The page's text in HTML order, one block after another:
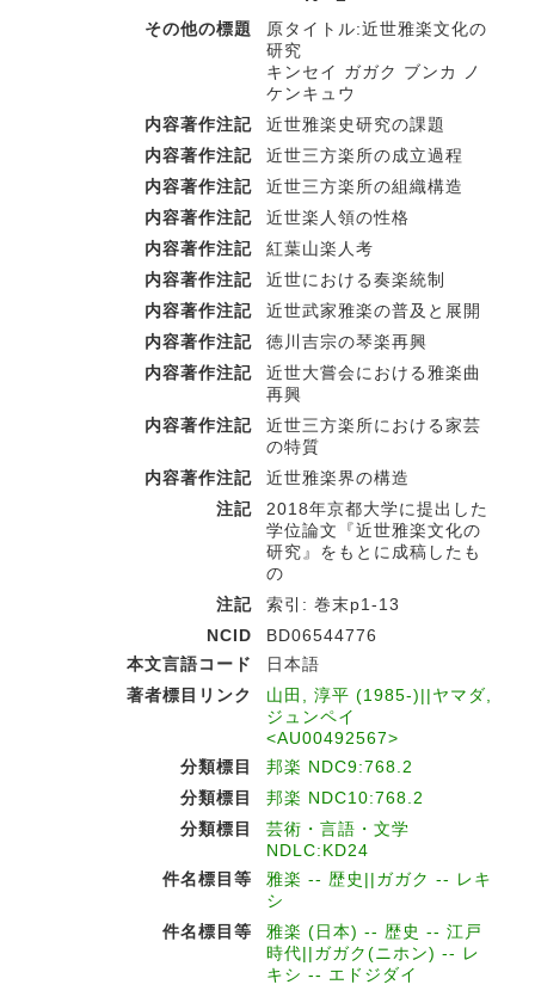
その他の標題
原タイトル:近世雅楽文化の
研究
キンセイ ガガク ブンカ ノ
ケンキュウ
内容著作注記
近世雅楽史研究の課題
内容著作注記
近世三方楽所の成立過程
内容著作注記
近世三方楽所の組織構造
内容著作注記
近世楽人領の性格
内容著作注記
紅葉山楽人考
内容著作注記
近世における奏楽統制
内容著作注記
近世武家雅楽の普及と展開
内容著作注記
徳川吉宗の琴楽再興
内容著作注記
近世大嘗会における雅楽曲
再興
内容著作注記
近世三方楽所における家芸
の特質
内容著作注記
近世雅楽界の構造
注記
2018年京都大学に提出した
学位論文『近世雅楽文化の
研究』をもとに成稿したも
の
注記
索引: 巻末p1-13
NCID
BD06544776
本文言語コード
日本語
著者標目リンク
山田, 淳平 (1985-)||ヤマダ,
ジュンペイ
<AU00492567>
分類標目
邦楽 NDC9:768.2
分類標目
邦楽 NDC10:768.2
分類標目
芸術・言語・文学
NDLC:KD24
件名標目等
雅楽 -- 歴史||ガガク -- レキ
シ
件名標目等
雅楽 (日本) -- 歴史 -- 江戸
時代||ガガク(ニホン) -- レ
キシ -- エドジダイ